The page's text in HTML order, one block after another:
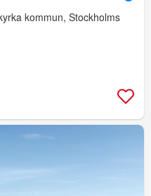
kommun, Stockholms